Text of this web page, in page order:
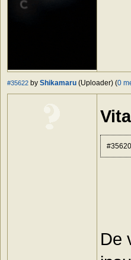
#35622 by Shikamaru (Uploader) (0
De